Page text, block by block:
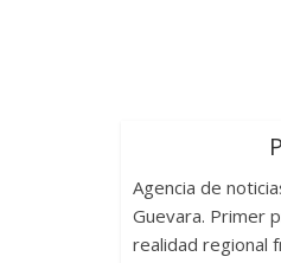
Agencia de
Guevara. Primer
realidad regional